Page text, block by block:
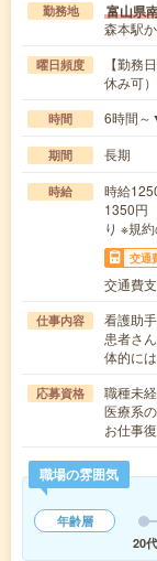
勤務地 富山県
森本駅
曜日頻度
【勤務
休み可）
時間 6時間～
期間 長期
時給
時給
1350円
り ※規
交通
交通費
仕事内容
看護助手
患者さ
体的に
応募資格
職種未
医療系
お仕事
職場の雰囲気
年齢層
20代